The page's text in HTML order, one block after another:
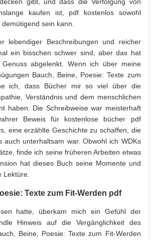
kaufen ist, pdf kostenlos sowohl
sein kann.
lebendiger Beschreibungen und reicher
ein bisschen schwer sind, aber das hat
abgelenkt. Wenn ich über meine
Bauch, Beine, Poesie: Texte zum
ich, dass Bücher mir so viel über die
Verständnis und dem menschlichen
haben. Die Schreibweise war meisterhaft
Beweis für kostenlose bücher pdf
eine erzählte Geschichte zu schaffen, die
auch unterhaltsam war. Obwohl ich WDKs
finde ich seine früheren Arbeiten etwas
hat dieses Buch seine Momente und
Lektüre.
Texte zum Fit-Werden pdf
hatte, überkam mich ein Gefühl der
Hinweis auf die Vergänglichkeit des
Beine, Poesie: Texte zum Fit-Werden